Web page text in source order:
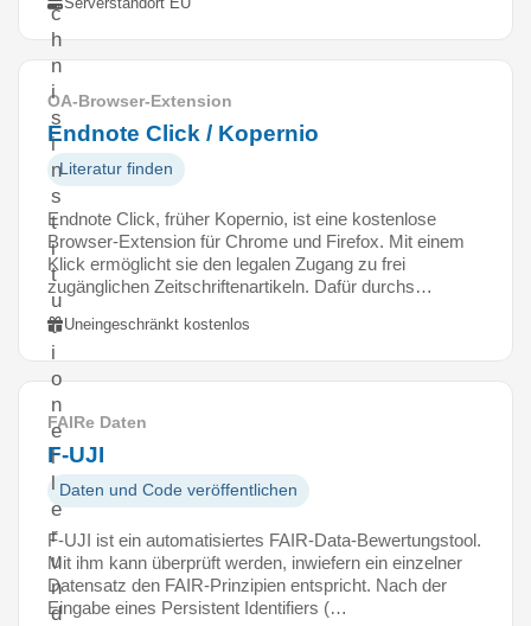
c
h
n
i
s
i
n
s
t
i
t
u
t
i
o
n
e
l
l
e
r
u
n
d
OA-Browser-Extension
Endnote Click / Kopernio
Literatur finden
Endnote Click, früher Kopernio, ist eine kostenlose
Browser-Extension für Chrome und Firefox. Mit einem
Klick ermöglicht sie den legalen Zugang zu frei
zugänglichen Zeitschriftenartikeln. Dafür durchs…
Uneingeschränkt kostenlos
FAIRe Daten
F-UJI
Daten und Code veröffentlichen
F-UJI ist ein automatisiertes FAIR-Data-Bewertungstool.
Mit ihm kann überprüft werden, inwiefern ein einzelner
Datensatz den FAIR-Prinzipien entspricht. Nach der
Eingabe eines Persistent Identifiers (…